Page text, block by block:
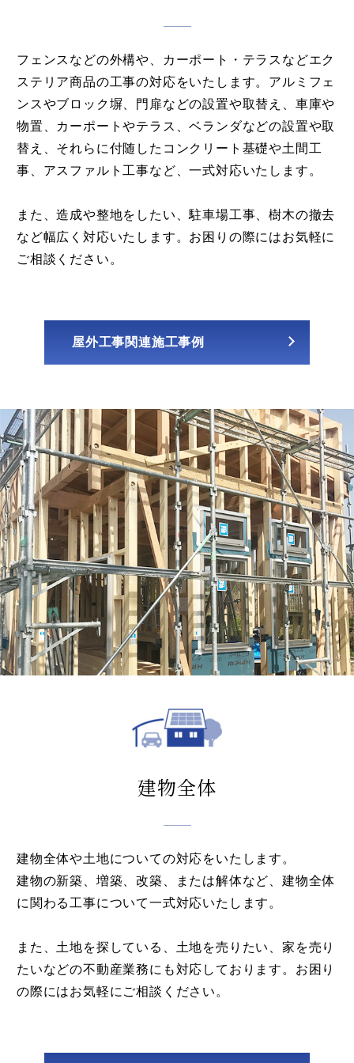
フェンスなどの外構や、カーポート・テラスなどエク
ステリア商品の工事の対応をいたします。アルミフェ
ンスやブロック塀、門扉などの設置や取替え、車庫や
物置、カーポートやテラス、ベランダなどの設置や取
替え、それらに付随したコンクリート基礎や土間工
事、アスファルト工事など、一式対応いたします。
また、造成や整地をしたい、駐車場工事、樹木の撤去
など幅広く対応いたします。お困りの際にはお気軽に
ご相談ください。
屋外工事関連施工事例
建物全体
建物全体や土地についての対応をいたします。
建物の新築、増築、改築、または解体など、建物全体
に関わる工事について一式対応いたします。
また、土地を探している、土地を売りたい、家を売り
たいなどの不動産業務にも対応しております。お困り
の際にはお気軽にご相談ください。